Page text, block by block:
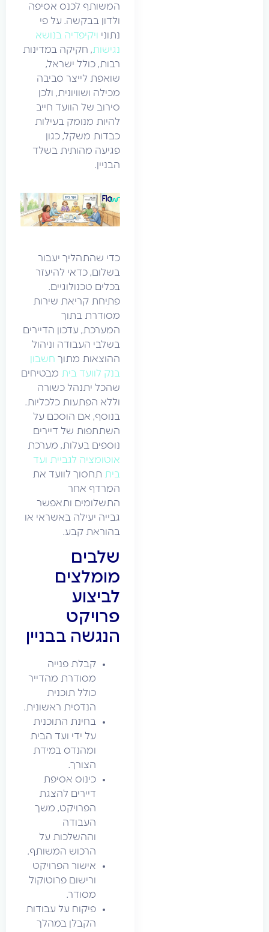
המשותף לכנס אסיפה
ולדון בבקשה. על פי
ויקיפדיה בנושא
, חקיקה במדינות
רבות, כולל ישראל,
שואפת לייצר סביבה
מכילה ושוויונית, ולכן
סירוב של הוועד חייב
להיות מנומק בעילות
כבדות משקל, כגון
פגיעה מהותית בשלד
כדי שהתהליך יעבור
בשלום, כדאי להיעזר
בכלים טכנולוגיים.
פתיחת קריאת שירות
מסודרת בתוך
המערכת, עדכון הדיירים
בשלבי העבודה וניהול
ההוצאות מתוךחשבון
בנק לוועד ביתמבטיחים
שהכל יתנהל כשורה
וללא הפתעות כלכליות.
בנוסף, אם הוסכם על
השתתפות של דיירים
נוספים בעלות, מערכת
אוטומציה לגביית ועד
תחסוך לוועד את
המרדף אחר
התשלומים ותאפשר
גבייה יעילה באשראי או
בהוראת קבע.
שלבים
מומלצים
לביצוע
פרויקט
הנגשה בבניין
קבלת פנייה
מסודרת מהדייר
כולל תוכנית
הנדסית ראשונית.
בחינת התוכנית
על ידי ועד הבית
ומהנדס במידת
כינוס אסיפת
דיירים להצגת
הפרויקט, משך
וההשלכות על
הרכוש המשותף.
אישור הפרויקט
ורישום פרוטוקול
פיקוח על עבודות
הקבלן במהלך